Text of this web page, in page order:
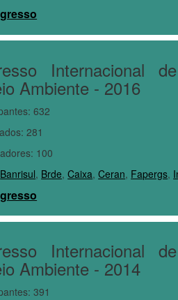
Internacional
Ambiente - 2016
632
281
100
Banrisul, Brde,Caixa,Ceran, Fapergs,
Internacional
Ambiente - 2014
391